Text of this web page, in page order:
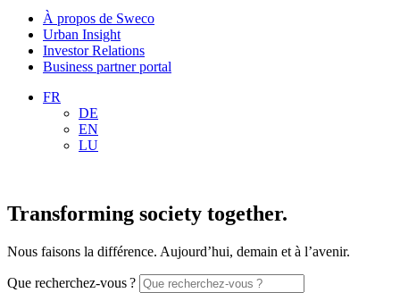
À propos de Sweco
Urban Insight
Investor Relations
Business partner portal
FR
DE
EN
LU
Transforming society together.
Nous faisons la différence. Aujourd’hui, demain et à l’avenir.
Que recherchez-vous ?